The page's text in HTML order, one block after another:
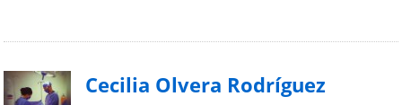
Cecilia Olvera Rodríguez